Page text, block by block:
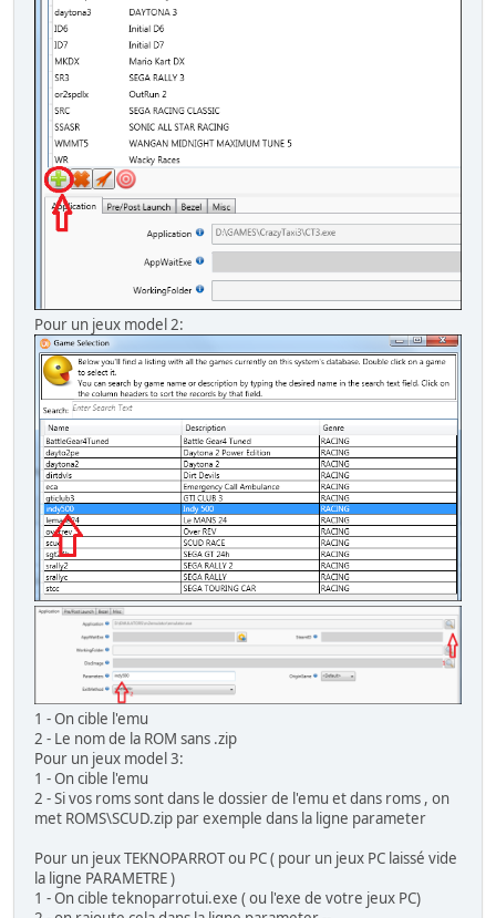
Pour un jeux model 2:
1 - On cible l'emu
2 - Le nom de la ROM sans .zip
Pour un jeux model 3:
1 - On cible l'emu
2 - Si vos roms sont dans le dossier de l'emu et dans roms , on
met ROMS\SCUD.zip par exemple dans la ligne parameter
Pour un jeux TEKNOPARROT ou PC ( pour un jeux PC laissé vide
la ligne PARAMETRE )
1 - On cible teknoparrotui.exe ( ou l'exe de votre jeux PC)